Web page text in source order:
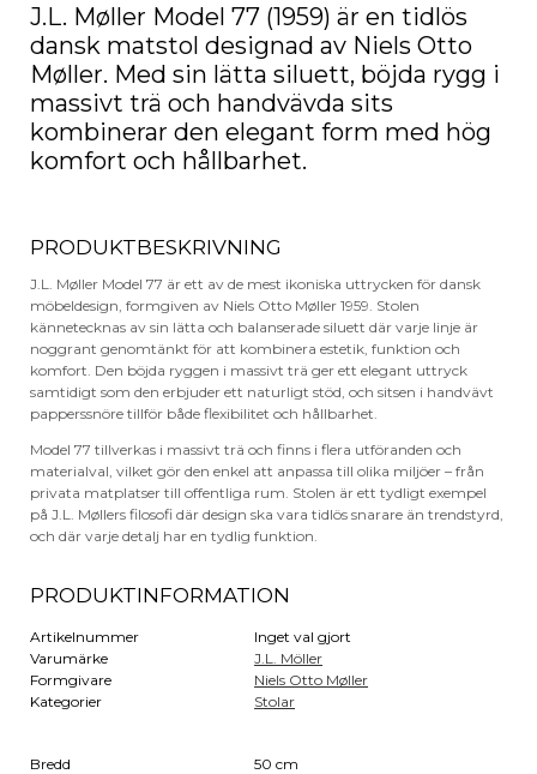
J.L. Møller Model 77 (1959) är en tidlös
dansk matstol designad av Niels Otto
Møller. Med sin lätta siluett, böjda rygg i
massivt trä och handvävda sits
kombinerar den elegant form med hög
komfort och hållbarhet.
PRODUKTBESKRIVNING
J.L. Møller Model 77 är ett av de mest ikoniska uttrycken för dansk
möbeldesign, formgiven av Niels Otto Møller 1959. Stolen
kännetecknas av sin lätta och balanserade siluett där varje linje är
noggrant genomtänkt för att kombinera estetik, funktion och
komfort. Den böjda ryggen i massivt trä ger ett elegant uttryck
samtidigt som den erbjuder ett naturligt stöd, och sitsen i handvävt
papperssnöre tillför både flexibilitet och hållbarhet.
Model 77 tillverkas i massivt trä och finns i flera utföranden och
materialval, vilket gör den enkel att anpassa till olika miljöer – från
privata matplatser till offentliga rum. Stolen är ett tydligt exempel
på J.L. Møllers filosofi där design ska vara tidlös snarare än trendstyrd,
och där varje detalj har en tydlig funktion.
PRODUKTINFORMATION
Artikelnummer
Inget val gjort
Varumärke
J.L. Möller
Formgivare
Niels Otto Møller
Kategorier
Stolar
Bredd
50 cm